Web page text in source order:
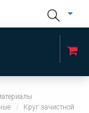
Круг зачистной